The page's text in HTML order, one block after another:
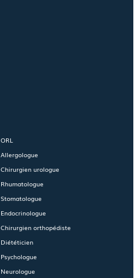
ORL
Allergologue
Chirurgien urologue
Rhumatologue
Stomatologue
Endocrinologue
Chirurgien orthopédiste
Diététicien
Psychologue
Neurologue